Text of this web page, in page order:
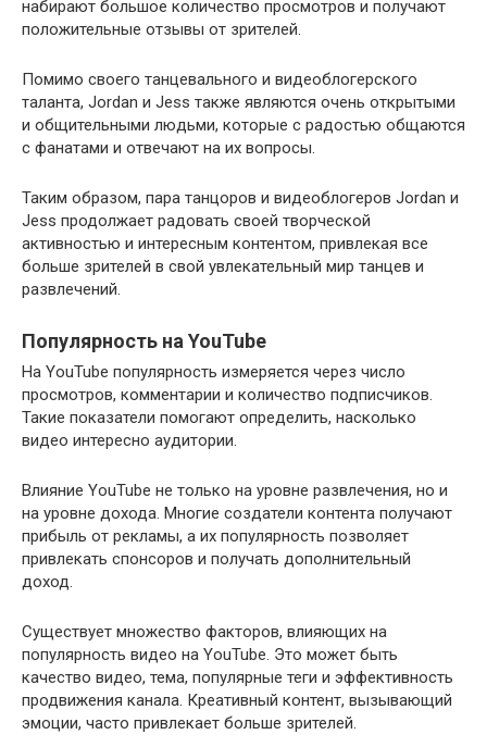
набирают большое количество просмотров и получают
положительные отзывы от зрителей.
Помимо своего танцевального и видеоблогерского
таланта, Jordan и Jess также являются очень открытыми
и общительными людьми, которые с радостью общаются
с фанатами и отвечают на их вопросы.
Таким образом, пара танцоров и видеоблогеров Jordan и
Jess продолжает радовать своей творческой
активностью и интересным контентом, привлекая все
больше зрителей в свой увлекательный мир танцев и
развлечений.
Популярность на YouTube
На YouTube популярность измеряется через число
просмотров, комментарии и количество подписчиков.
Такие показатели помогают определить, насколько
видео интересно аудитории.
Влияние YouTube не только на уровне развлечения, но и
на уровне дохода. Многие создатели контента получают
прибыль от рекламы, а их популярность позволяет
привлекать спонсоров и получать дополнительный
доход.
Существует множество факторов, влияющих на
популярность видео на YouTube. Это может быть
качество видео, тема, популярные теги и эффективность
продвижения канала. Креативный контент, вызывающий
эмоции, часто привлекает больше зрителей.